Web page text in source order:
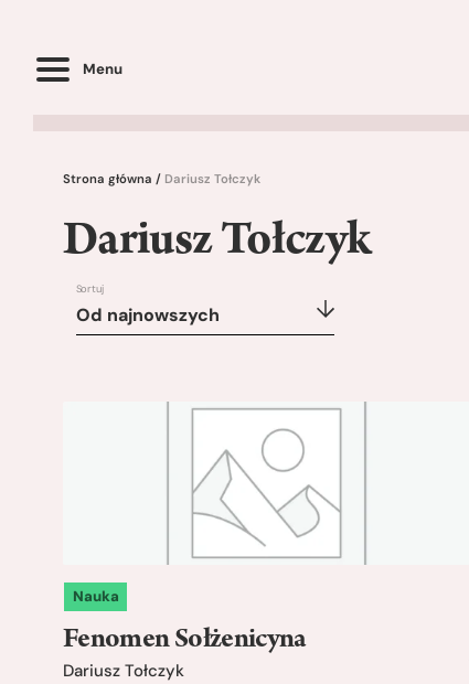
Menu
Strona główna / Dariusz Tołczyk
Dariusz Tołczyk
Sortuj
Od najnowszych
Nauka
Fenomen Sołżenicyna
Dariusz Tołczyk